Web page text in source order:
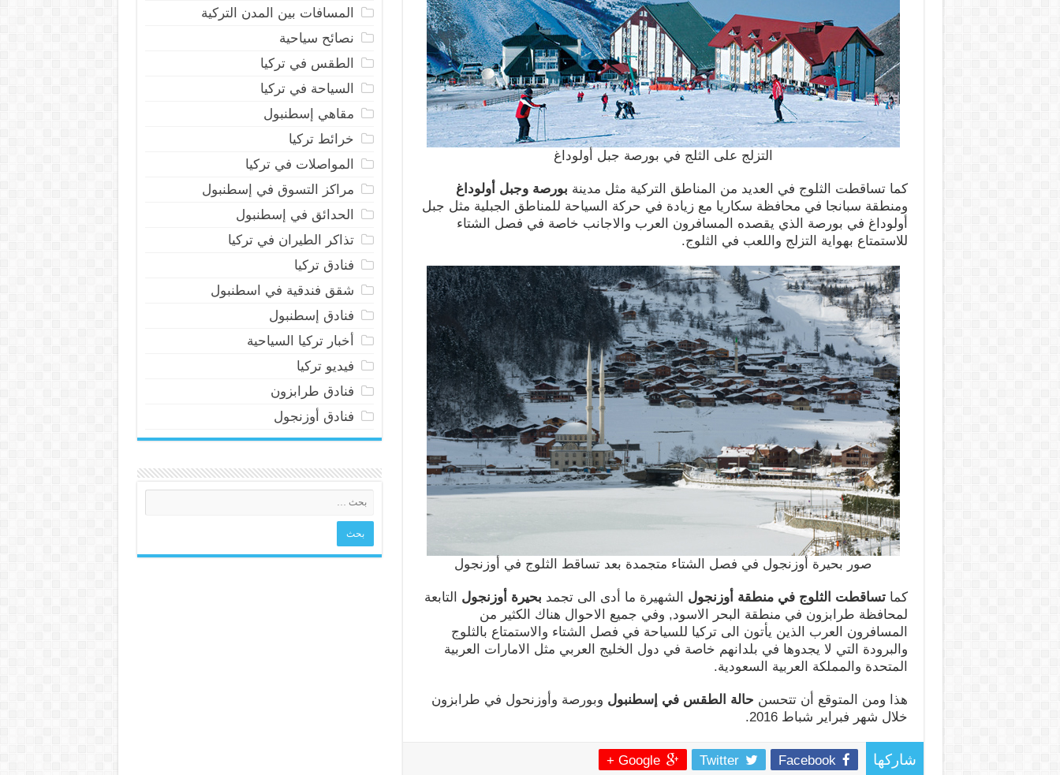
التزلج على الثلج في بورصة جبل أولوداغ
كما تساقطت الثلوج في العديد من المناطق التركية مثل مدينة بورصة وجبل أولوداغ
ومنطقة سبانجا في محافظة سكاريا مع زيادة في حركة السياحة للمناطق الجبلية مثل جبل
أولوداغ في بورصة الذي يقصده المسافرون العرب والاجانب خاصة في فصل الشتاء
للاستمتاع بهواية التزلج واللعب في الثلوج.
صور بحيرة أوزنجول في فصل الشتاء متجمدة بعد تساقط الثلوج في أوزنجول
كماتساقطت الثلوج في منطقة أوزنجول الشهيرة ما أدى الى تجمد بحيرة أوزنجول التابعة
لمحافظة طرابزون في منطقة البحر الاسود, وفي جميع الاحوال هناك الكثير من
المسافرون العرب الذين يأتون الى تركيا للسياحة في فصل الشتاء والاستمتاع بالثلوج
والبرودة التي لا يجدوها في بلدانهم خاصة في دول الخليج العربي مثل الامارات العربية
المتحدة والمملكة العربية السعودية.
هذا ومن المتوقع أن تتحسن حالة الطقس في إسطنبول وبورصة وأوزنحول في طرابزون
خلال شهر فبراير شباط 2016.
شاركها Facebook
Twitter
Google +
المسافات بين المدن التركية
نصائح سياحية
الطقس في تركيا
السياحة في تركيا
مقاهي إسطنبول
خرائط تركيا
المواصلات في تركيا
مراكز التسوق في إسطنبول
الحدائق في إسطنبول
تذاكر الطيران في تركيا
فنادق تركيا
شقق فندقية في اسطنبول
فنادق إسطنبول
أخبار تركيا السياحية
فيديو تركيا
فنادق طرابزون
فنادق أوزنجول